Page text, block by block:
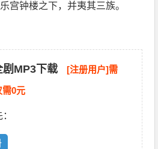
宫钟楼之下，并夷其三族。
剧MP3下载 [注册用户]需
需0元